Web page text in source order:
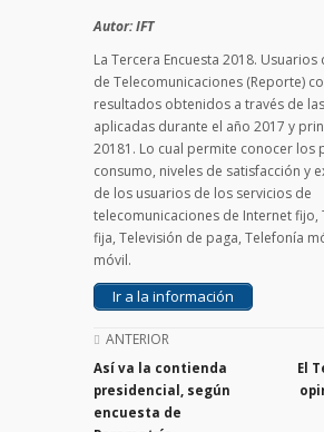
Autor: IFT
La Tercera Encuesta 2018. Usuarios
de Telecomunicaciones (Reporte)
resultados obtenidos a través de
aplicadas durante el año 2017 y
20181. Lo cual permite conocer los
consumo, niveles de satisfacción y
de los usuarios de los servicios de
telecomunicaciones de Internet fijo,
fija, Televisión de paga, Telefonía
móvil.
Ir a la información
ANTERIOR
Así va la contienda
presidencial, según
encuesta de
El